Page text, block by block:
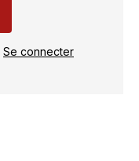
Se connecter